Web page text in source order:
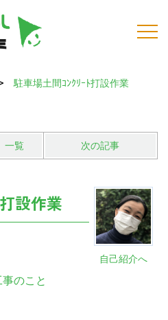
駐車場土間ｺﾝｸﾘｰﾄ打設作業
一覧 次の記事
自己紹介へ
設作業
のこと